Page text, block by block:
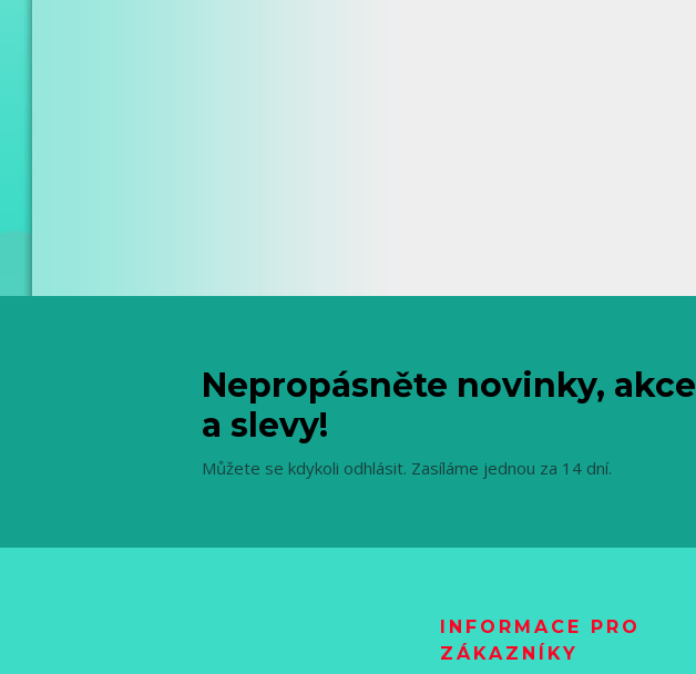
Nepropásněte novinky, akce
a slevy!
Můžete se kdykoli odhlásit. Zasíláme jednou za 14 dní.
INFORMACE PRO
ZÁKAZNÍKY